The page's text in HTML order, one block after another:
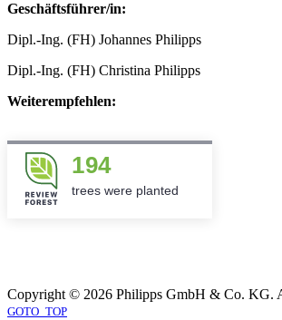
Geschäftsführer/in:
Dipl.-Ing. (FH) Johannes Philipps
Dipl.-Ing. (FH) Christina Philipps
Weiterempfehlen:
194
trees were planted
Copyright © 2026 Philipps GmbH & Co. KG.
GOTO_TOP